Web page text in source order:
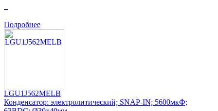
Подробнее
LGU1J562MELB
Конденсатор: электролитический; SNAP-IN; 5600мкФ;